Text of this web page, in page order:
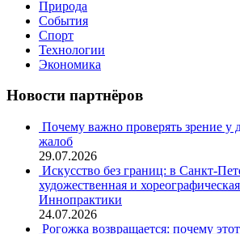
Природа
События
Спорт
Технологии
Экономика
Новости партнёров
Почему важно проверять зрение у
жалоб
29.07.2026
Искусство без границ: в Санкт-
художественная и
Иннопрактики
24.07.2026
Рогожка возвращается: почему